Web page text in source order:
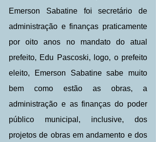
Emerson Sabatine foi secretário de
administração e finanças praticamente
por oito anos no mandato do atual
prefeito, Edu Pascoski, logo, o prefeito
eleito, Emerson Sabatine sabe muito
bem como estão as obras, a
administração e as finanças do poder
público municipal, inclusive, dos
projetos de obras em andamento e dos